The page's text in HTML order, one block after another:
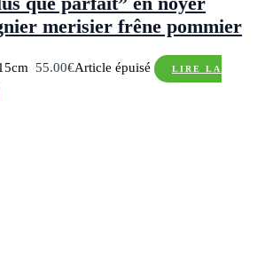
merisier frêne pommier
55.00€Article épuisé LIRE LA